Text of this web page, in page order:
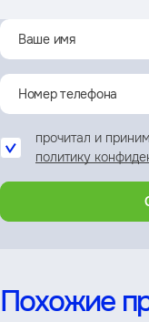
прочитал и
политику
Похожие